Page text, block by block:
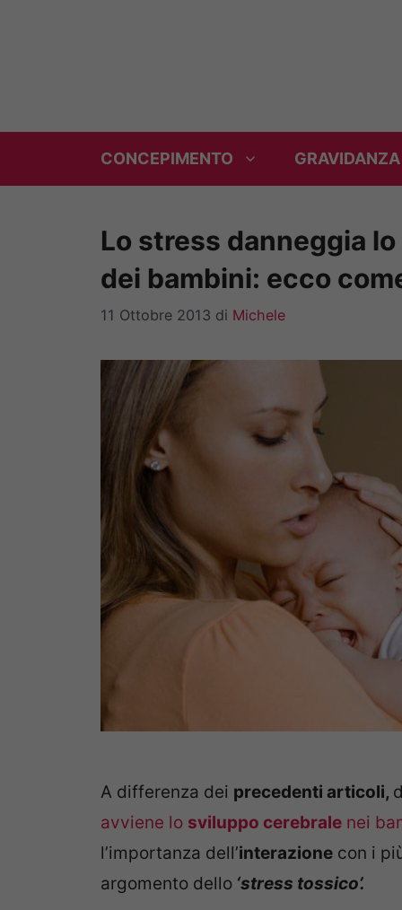
CONCEPIMENTO GRAVIDANZA
Lo stress danneggia
dei bambini: ecco
11 Ottobre 2013 di Michele
A differenza dei precedenti articoli,
avviene lo sviluppo cerebrale nei
l’importanza dell’interazione con i
argomento dello ‘stress tossico’.